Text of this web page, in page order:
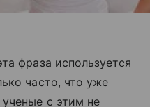
фраза используется
часто, что уже
с этим не